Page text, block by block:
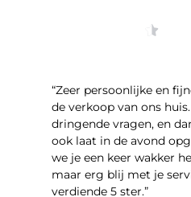
“Zeer persoonlijke en
de verkoop van ons
dringende vragen, en
ook laat in de avond
we je een keer wakker
maar erg blij met je
verdiende 5 ster.”